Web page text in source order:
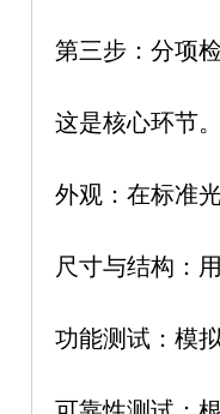
第三步：分项
这是核心环节
外观：在标准
尺寸与结构：
功能测试：模